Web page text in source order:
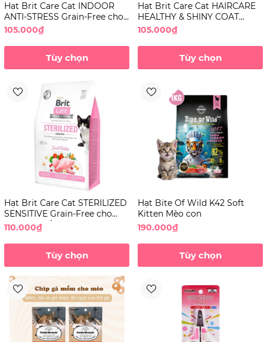
Hạt Brit Care Cat INDOOR
ANTI-STRESS Grain-Free cho
Mèo
105.000₫
Tùy chọn
Hạt Brit Care Cat HAIRCARE
HEALTHY & SHINY COAT
Grain-Free dưỡng lông cho
105.000₫
Tùy chọn
Hạt Brit Care Cat STERILIZED
SENSITIVE Grain-Free cho
Mèo triệt sản Tiêu hóa nhạy
110.000₫
Tùy chọn
Hạt Bite Of Wild K42 Soft
Kitten Mèo con
190.000₫
Tùy chọn